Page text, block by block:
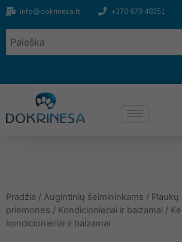
info@dokrinesa.lt +370 679 48351
Pradžia / Augintinių šeimininkams / Plaukų
priemonės / Kondicionieriai ir balzamai /
kondicionieriai ir balzamai